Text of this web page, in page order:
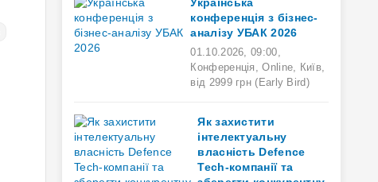
конференція з бізнес-
аналізу УБАК 2026
01.10.2026, 09:00,
Конференція, Online, Київ,
від 2999 грн (Early Bird)
Як захистити
інтелектуальну
власність Defence
Tech-компанії та